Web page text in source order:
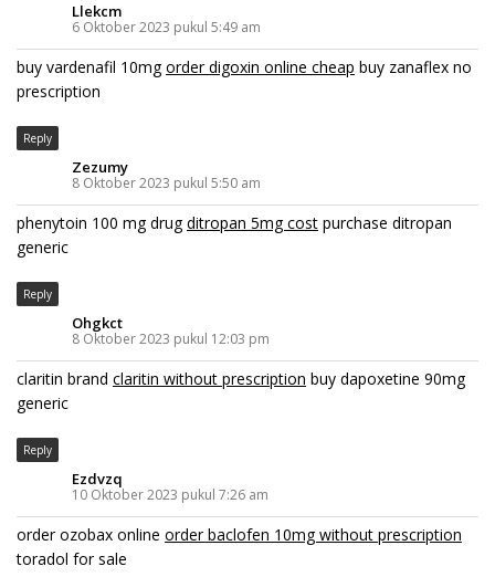
Llekcm
6 Oktober 2023 pukul 5:49 am
buy vardenafil 10mgorder digoxin online cheap buy zanaflex no
prescription
Reply
Zezumy
8 Oktober 2023 pukul 5:50 am
phenytoin 100 mg drugditropan 5mg cost purchase ditropan
generic
Reply
Ohgkct
8 Oktober 2023 pukul 12:03 pm
claritin brand claritin without prescription buy dapoxetine 90mg
generic
Reply
Ezdvzq
10 Oktober 2023 pukul 7:26 am
order ozobax online order baclofen 10mg without prescription
toradol for sale